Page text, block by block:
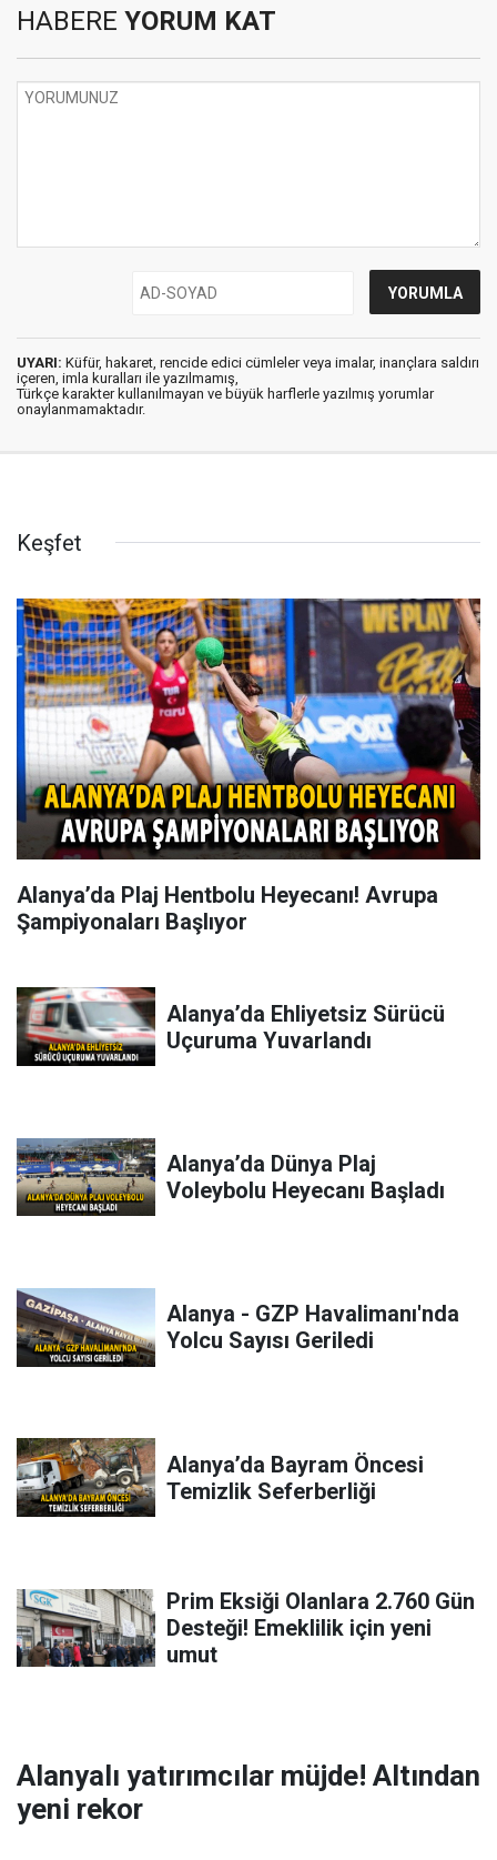
HABERE YORUM KAT
UYARI: Küfür, hakaret, rencide edici cümleler veya imalar, inançlara saldırı
içeren, imla kuralları ile yazılmamış,
Türkçe karakter kullanılmayan ve büyük harflerle yazılmış yorumlar
onaylanmamaktadır.
Keşfet
Alanya’da Plaj Hentbolu Heyecanı! Avrupa
Şampiyonaları Başlıyor
Alanya’da Ehliyetsiz Sürücü
Uçuruma Yuvarlandı
Alanya’da Dünya Plaj
Voleybolu Heyecanı Başladı
Alanya - GZP Havalimanı'nda
Yolcu Sayısı Geriledi
Alanya’da Bayram Öncesi
Temizlik Seferberliği
Prim Eksiği Olanlara 2.760 Gün
Desteği! Emeklilik için yeni
umut
Alanyalı yatırımcılar müjde! Altından
yeni rekor